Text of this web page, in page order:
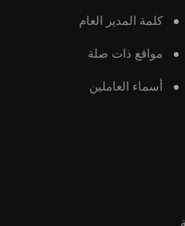
كلمة المدير العام
مواقع ذات صلة
أسماء العاملين